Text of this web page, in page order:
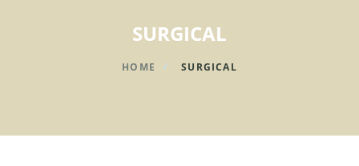
SURGICAL
HOME SURGICAL